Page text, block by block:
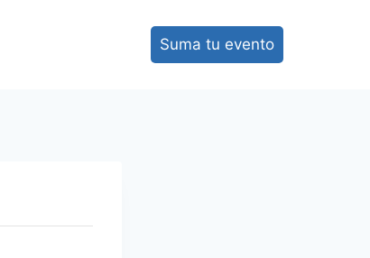
Suma tu evento